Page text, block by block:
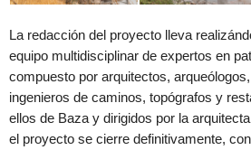
La redacción del proyecto lleva
equipo multidisciplinar de expertos en
compuesto por arquitectos,
ingenieros de caminos, topógrafos y
ellos de Baza y dirigidos por la
el proyecto se cierre definitivamente,